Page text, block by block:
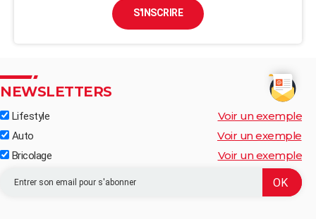
S'INSCRIRE
NEWSLETTERS
Lifestyle Voir un exemple
Auto Voir un exemple
Bricolage Voir un exemple